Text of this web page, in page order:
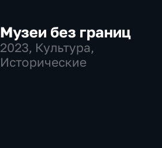
Музеи без границ
2023, Культура,
Исторические